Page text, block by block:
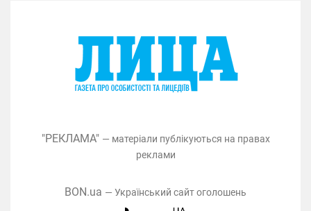
"РЕКЛАМА" — матеріали публікуються на правах
реклами
BON.ua — Український сайт оголошень